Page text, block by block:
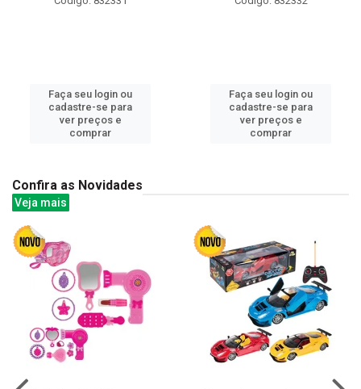
Faça seu login ou
cadastre-se para
ver preços e
comprar
Faça seu login ou
cadastre-se para
ver preços e
comprar
Confira as Novidades
Veja mais